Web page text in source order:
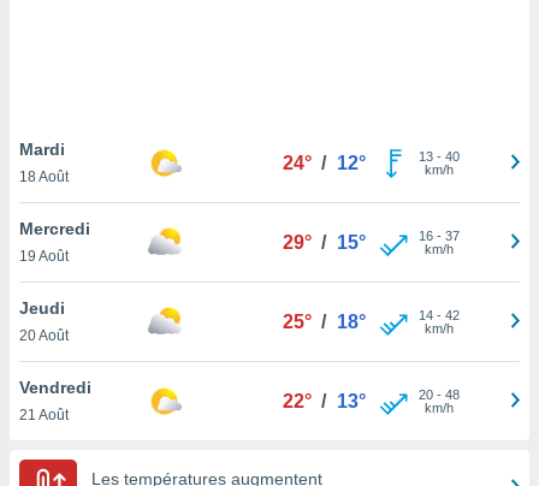
notre
que
et que
Mardi
18 Août
24° / 12° 13- 40
km/h
Mercredi
19 Août
29° / 15° 16- 37
km/h
Jeudi
20 Août
25° / 18° 14- 42
km/h
Vendredi
21 Août
22° / 13° 20- 48
km/h
Les températures augmentent